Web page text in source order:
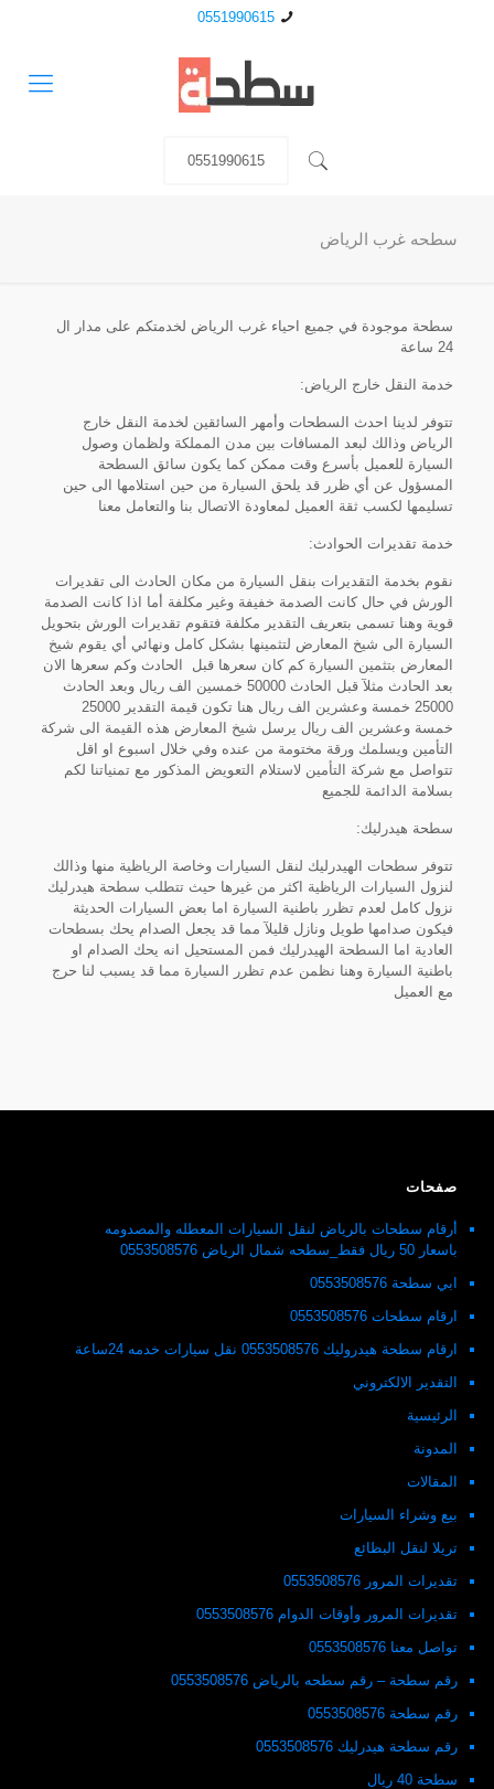
0551990615
0551990615
سطحه غرب الرياض
سطحة موجودة في جميع احياء غرب الرياض لخدمتكم على مدار ال
24 ساعة
خدمة النقل خارج الرياض:
تتوفر لدينا احدث السطحات وأمهر السائقين لخدمة النقل خارج
الرياض وذالك لبعد المسافات بين مدن المملكة ولظمان وصول
السيارة للعميل بأسرع وقت ممكن كما يكون سائق السطحة
المسؤول عن أي ظرر قد يلحق السيارة من حين استلامها الى حين
تسليمها لكسب ثقة العميل لمعاودة الاتصال بنا والتعامل معنا
خدمة تقديرات الحوادث:
نقوم بخدمة التقديرات بنقل السيارة من مكان الحادث الى تقديرات
الورش في حال كانت الصدمة خفيفة وغير مكلفة أما اذا كانت الصدمة
قوية وهنا تسمى بتعريف التقدير مكلفة فتقوم تقديرات الورش بتحويل
السيارة الى شيخ المعارض لتثمينها بشكل كامل ونهائي أي يقوم شيخ
المعارض بتثمين السيارة كم كان سعرها قبل الحادث وكم سعرها الان
بعد الحادث مثلآ قبل الحادث 50000 خمسين الف ريال وبعد الحادث
25000 خمسة وعشرين الف ريال هنا تكون قيمة التقدير 25000
خمسة وعشرين الف ريال يرسل شيخ المعارض هذه القيمة الى شركة
التأمين ويسلمك ورقة مختومة من عنده وفي خلال اسبوع او اقل
تتواصل مع شركة التأمين لاستلام التعويض المذكور مع تمنياتنا لكم
بسلامة الدائمة للجميع
سطحة هيدرليك:
تتوفر سطحات الهيدرليك لنقل السيارات وخاصة الرياظية منها وذالك
لنزول السيارات الرياظية اكثر من غيرها حيث تتطلب سطحة هيدرليك
نزول كامل لعدم تظرر باطنية السيارة اما بعض السيارات الحديثة
فيكون صدامها طويل ونازل قليلآ مما قد يجعل الصدام يحك بسطحات
العادية اما السطحة الهيدرليك فمن المستحيل انه يحك الصدام او
باطنية السيارة وهنا نظمن عدم تظرر السيارة مما قد يسبب لنا حرج
مع العميل
صفحات
أرقام سطحات بالرياض لنقل السيارات المعطله والمصدومه
باسعار 50 ريال فقط_سطحه شمال الرياض 0553508576
ابي سطحة 0553508576
ارقام سطحات 0553508576
ارقام سطحة هيدروليك 0553508576 نقل سيارات خدمه 24ساعة
التقدير الالكتروني
الرئيسية
المدونة
المقالات
بيع وشراء السيارات
تريلا لنقل البظائع
تقديرات المرور 0553508576
تقديرات المرور وأوقات الدوام 0553508576
تواصل معنا 0553508576
رقم سطحة – رقم سطحه بالرياض 0553508576
رقم سطحة 0553508576
رقم سطحة هيدرليك 0553508576
سطحة 40 ريال